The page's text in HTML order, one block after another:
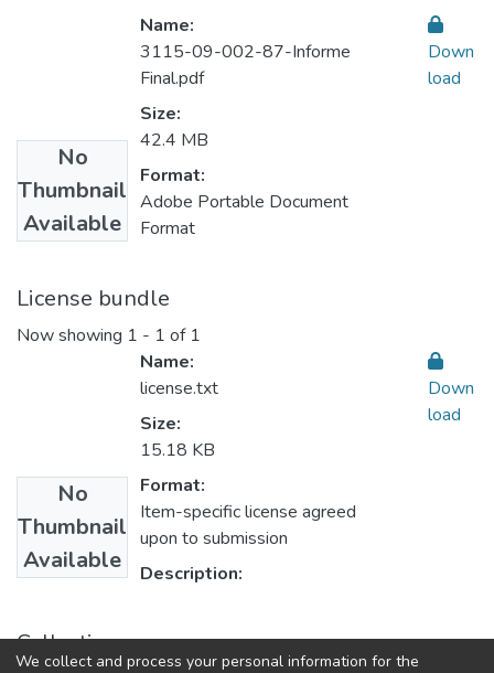
No
Thumbnail
Available
Name:
3115-09-002-87-Informe
Final.pdf
Size:
42.4 MB
Format:
Adobe Portable Document
Format
Down
load
License bundle
Now showing 1 - 1 of 1
No
Thumbnail
Available
Name:
license.txt
Size:
15.18 KB
Format:
Item-specific license agreed
upon to submission
Description:
Down
load
Collections
We collect and process your personal information for the